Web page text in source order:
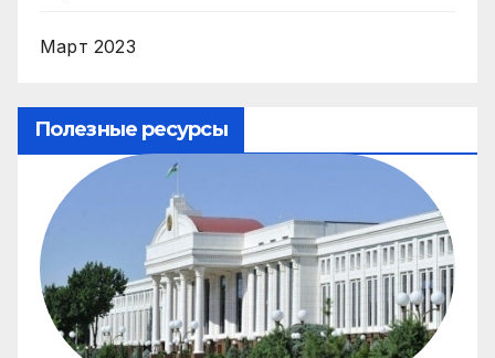
Март 2023
Полезные ресурсы